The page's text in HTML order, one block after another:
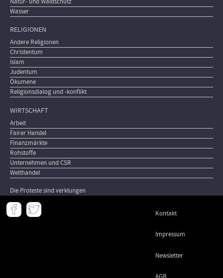
Wasser
RELIGIONEN
Andere Religionen
Christentum
Islam
Judentum
Ökumene
Religionsdialog und -konflikt
WIRTSCHAFT
Arbeit
Fairer Handel
Finanzmärkte
Rohstoffe
Unternehmen und CSR
Welthandel
Die Proteste sind verklungen
Meta
- Kontakt
Impressum
Newsletter